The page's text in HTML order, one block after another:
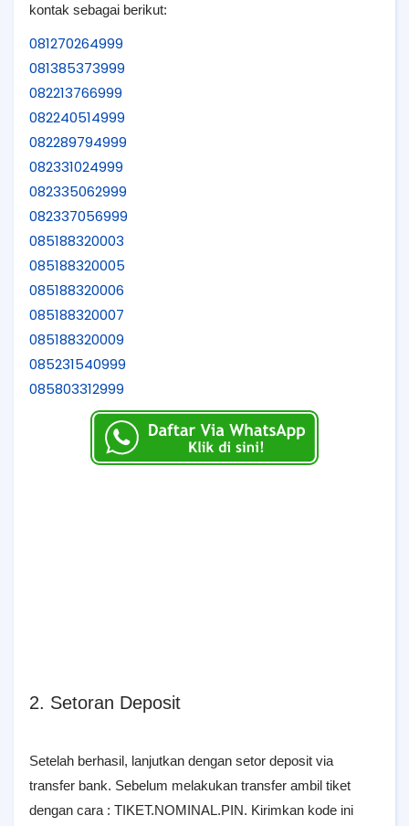
kontak sebagai berikut:
081270264999
081385373999
082213766999
082240514999
082289794999
082331024999
082335062999
082337056999
085188320003
085188320005
085188320006
085188320007
085188320009
085231540999
085803312999
2. Setoran Deposit
Setelah berhasil, lanjutkan dengan setor deposit via
transfer bank. Sebelum melakukan transfer ambil tiket
dengan cara : TIKET.NOMINAL.PIN. Kirimkan kode ini